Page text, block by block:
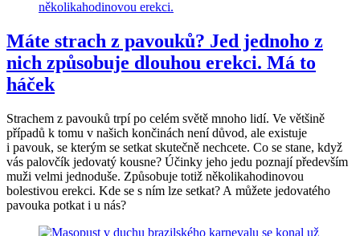
Máte strach z pavouků? Jed jednoho z
nich způsobuje dlouhou erekci. Má to
háček
Strachem z pavouků trpí po celém světě mnoho lidí. Ve většině
případů k tomu v našich končinách není důvod, ale existuje
i pavouk, se kterým se setkat skutečně nechcete. Co se stane, když
vás palovčík jedovatý kousne? Účinky jeho jedu poznají především
muži velmi jednoduše. Způsobuje totiž několikahodinovou
bolestivou erekci. Kde se s ním lze setkat? A můžete jedovatého
pavouka potkat i u nás?